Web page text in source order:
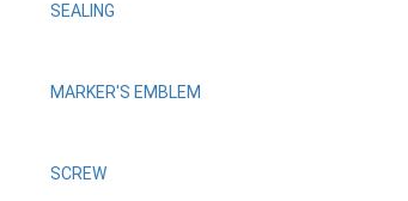
SEALING
MARKER'S EMBLEM
SCREW